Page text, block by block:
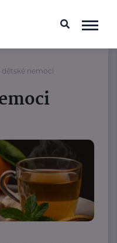
dětské nemoci